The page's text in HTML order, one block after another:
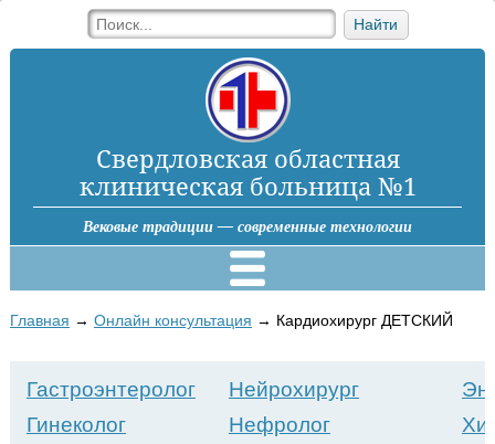
Найти
Свердловская областная
клиническая больница №1
Вековые традиции — современные технологии
Главная → Онлайн консультация → Кардиохирург ДЕТСКИЙ
Гастроэнтеролог
Гинеколог
Нейрохирург
Нефролог